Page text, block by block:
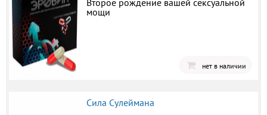
Второе рождение вашей сексуальной
мощи
нет в наличии
Сила Сулеймана